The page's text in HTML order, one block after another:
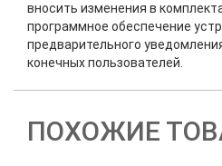
вносить изменения в
программное обеспечение
предварительного
конечных пользователей.
ПОХОЖИЕ